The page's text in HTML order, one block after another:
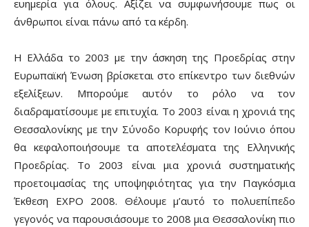
ευημερία για όλους. Αξίζει να συμφωνήσουμε πως οι
άνθρωποι είναι πάνω από τα κέρδη.
Η Ελλάδα το 2003 με την άσκηση της Προεδρίας στην
Ευρωπαϊκή Ένωση βρίσκεται στο επίκεντρο των διεθνών
εξελίξεων. Μπορούμε αυτόν το ρόλο να τον
διαδραματίσουμε με επιτυχία. Το 2003 είναι η χρονιά της
Θεσσαλονίκης με την Σύνοδο Κορυφής τον Ιούνιο όπου
θα κεφαλοποιήσουμε τα αποτελέσματα της Ελληνικής
Προεδρίας. Το 2003 είναι μια χρονιά συστηματικής
προετοιμασίας της υποψηφιότητας για την Παγκόσμια
Έκθεση ΕΧΡΟ 2008. Θέλουμε μ’αυτό το πολυεπίπεδο
γεγονός να παρουσιάσουμε το 2008 μια Θεσσαλονίκη πιο